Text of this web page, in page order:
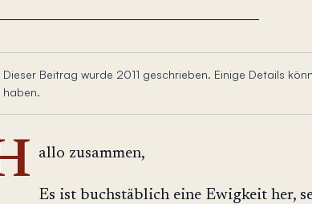
Dieser Beitrag wurde 2011 geschrieben. Einige Details
haben.
allo zusammen,
Es ist buchstäblich eine Ewigkeit her,